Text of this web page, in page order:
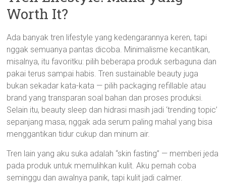
Worth It?
Ada banyak tren lifestyle yang kedengarannya keren, tapi
nggak semuanya pantas dicoba. Minimalisme kecantikan,
misalnya, itu favoritku: pilih beberapa produk serbaguna dan
pakai terus sampai habis. Tren sustainable beauty juga
bukan sekadar kata-kata — pilih packaging refillable atau
brand yang transparan soal bahan dan proses produksi.
Selain itu, beauty sleep dan hidrasi masih jadi ‘trending topic’
sepanjang masa; nggak ada serum paling mahal yang bisa
menggantikan tidur cukup dan minum air.
Tren lain yang aku suka adalah “skin fasting” — memberi jeda
pada produk untuk memulihkan kulit. Aku pernah coba
seminggu dan awalnya panik, tapi kulit jadi calmer.